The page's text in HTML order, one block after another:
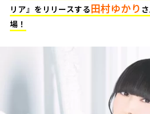
リア』をリリースする田村ゆかり
場！